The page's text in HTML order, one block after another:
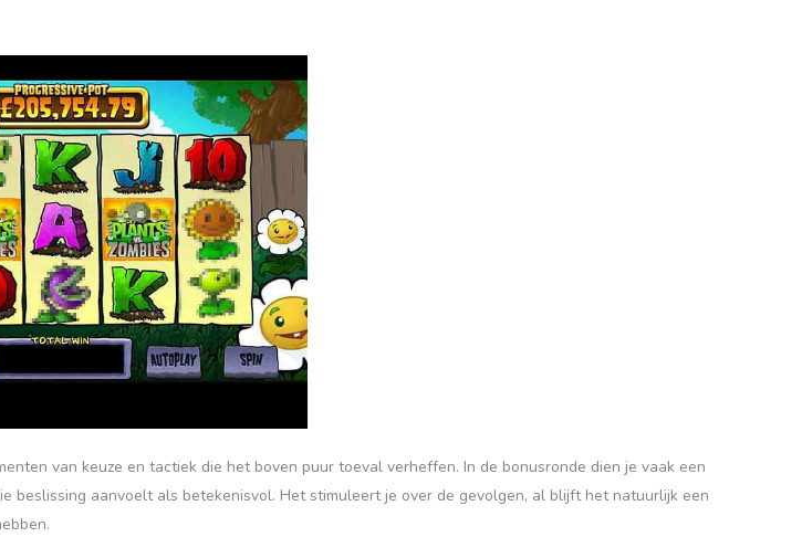
van keuze en tactiek die het boven puur toeval verheffen. In de bonusronde dien je vaak een
aanvoelt als betekenisvol. Het stimuleert je over de gevolgen, al blijft het natuurlijk een